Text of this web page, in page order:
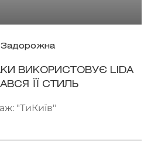
Задорожна
ВИКОРИСТОВУЄ LIDA
ЇЇ СТИЛЬ
"ТиКиїв"